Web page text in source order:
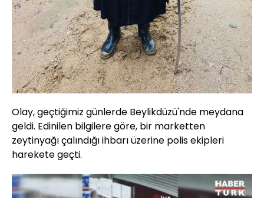
Olay, geçtiğimiz günlerde Beylikdüzü'nde meydana
geldi. Edinilen bilgilere göre, bir marketten
zeytinyağı çalındığı ihbarı üzerine polis ekipleri
harekete geçti.